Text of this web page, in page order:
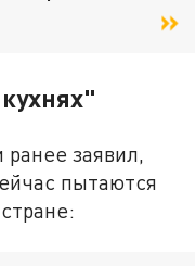
заявил,
пытаются